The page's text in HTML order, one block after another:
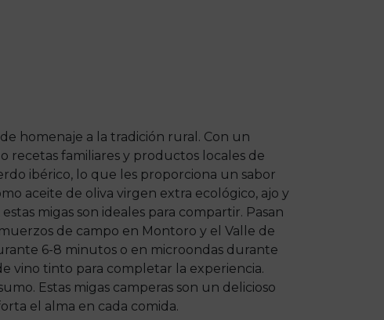
homenaje a la tradición rural. Con un
recetas familiares y productos locales de
ibérico, lo que les proporciona un sabor
aceite de oliva virgen extra ecológico, ajo y
migas son ideales para compartir. Pasan
de campo en Montoro y el Valle de
6-8 minutos o en microondas durante
vino tinto para completar la experiencia.
Estas migas camperas son un delicioso
el alma en cada comida.